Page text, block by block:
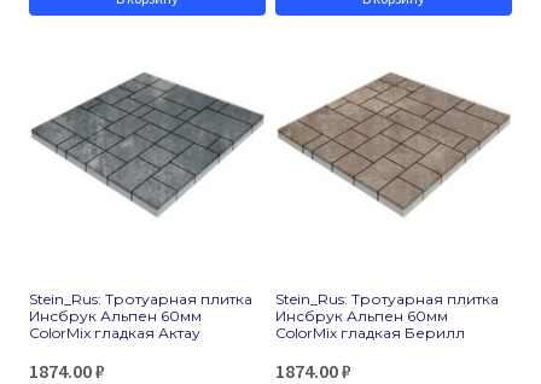
Stein_Rus: Тротуарная плитка
Инсбрук Альпен 60мм
ColorMix гладкая Актау
1874.00₽
Stein_Rus: Тротуарная плитка
Инсбрук Альпен 60мм
ColorMix гладкая Берилл
1874.00₽